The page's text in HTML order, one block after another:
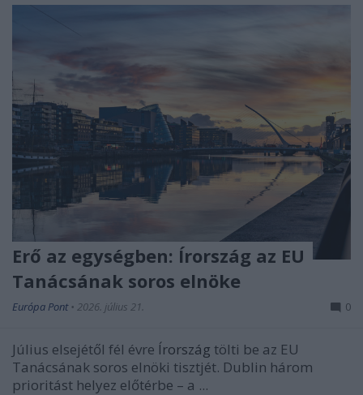
Erő az egységben: Írország az EU
Tanácsának soros elnöke
Európa Pont • 2026. július 21. 0
Július elsejétől fél évre Írország tölti be az EU
Tanácsának soros elnöki tisztjét. Dublin három
prioritást helyez előtérbe – a ...